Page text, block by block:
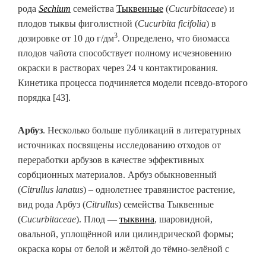
рода Sechium семейства Тыквенные (Cucurbitaceae) и
плодов тыквы фиголистной (Cucurbita ficifolia) в
дозировке от 10 до г/дм3. Определено, что биомасса
плодов чайота способствует полному исчезновению
окраски в растворах через 24 ч контактирования.
Кинетика процесса подчиняется модели псевдо-второго
порядка [43].
Арбуз. Несколько больше публикаций в литературных
источниках посвящены исследованию отходов от
переработки арбузов в качестве эффективных
сорбционных материалов. Арбуз обыкновенный
(Citrullus lanatus) – однолетнее травянистое растение,
вид рода Арбуз (Citrullus) семейства Тыквенные
(Cucurbitaceae). Плод — тыквина, шаровидной,
овальной, уплощённой или цилиндрической формы;
окраска коры от белой и жёлтой до тёмно-зелёной с